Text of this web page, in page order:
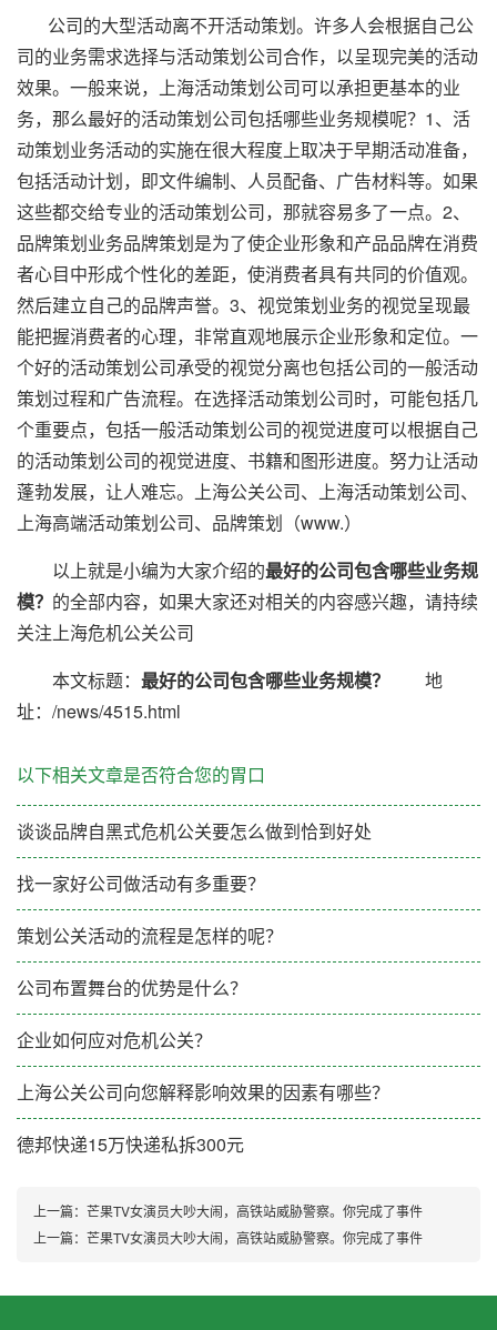
公司的大型活动离不开活动策划。许多人会根据自己公
司的业务需求选择与活动策划公司合作，以呈现完美的活动
效果。一般来说，上海活动策划公司可以承担更基本的业
务，那么最好的活动策划公司包括哪些业务规模呢？1、活
动策划业务活动的实施在很大程度上取决于早期活动准备，
包括活动计划，即文件编制、人员配备、广告材料等。如果
这些都交给专业的活动策划公司，那就容易多了一点。2、
品牌策划业务品牌策划是为了使企业形象和产品品牌在消费
者心目中形成个性化的差距，使消费者具有共同的价值观。
然后建立自己的品牌声誉。3、视觉策划业务的视觉呈现最
能把握消费者的心理，非常直观地展示企业形象和定位。一
个好的活动策划公司承受的视觉分离也包括公司的一般活动
策划过程和广告流程。在选择活动策划公司时，可能包括几
个重要点，包括一般活动策划公司的视觉进度可以根据自己
的活动策划公司的视觉进度、书籍和图形进度。努力让活动
蓬勃发展，让人难忘。上海公关公司、上海活动策划公司、
上海高端活动策划公司、品牌策划（www.）
以上就是小编为大家介绍的最好的公司包含哪些业务规
模？ 的全部内容，如果大家还对相关的内容感兴趣，请持续
关注上海危机公关公司
本文标题： 最好的公司包含哪些业务规模？
地
址：/news/4515.html
以下相关文章是否符合您的胃口
谈谈品牌自黑式危机公关要怎么做到恰到好处
找一家好公司做活动有多重要？
策划公关活动的流程是怎样的呢？
公司布置舞台的优势是什么？
企业如何应对危机公关？
上海公关公司向您解释影响效果的因素有哪些？
德邦快递15万快递私拆300元
上一篇： 芒果TV女演员大吵大闹，高铁站威胁警察。你完成了事件
上一篇： 芒果TV女演员大吵大闹，高铁站威胁警察。你完成了事件